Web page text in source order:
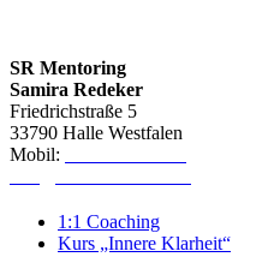
SR Mentoring
Samira Redeker
Friedrichstraße 5
33790 Halle Westfalen
Mobil:
1:1 Coaching
Kurs „Innere Klarheit“